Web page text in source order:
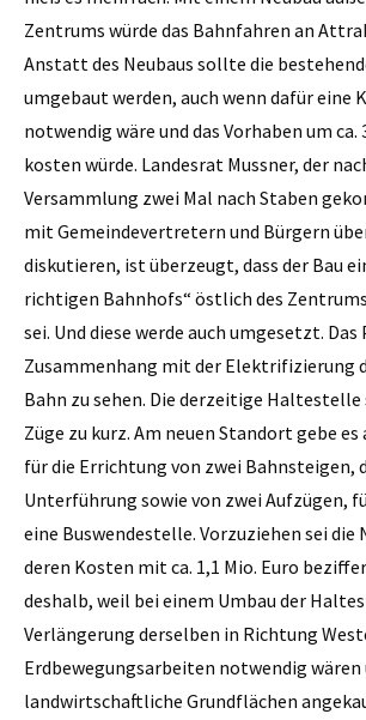
Zentrums würde das Bahnfahren an
Anstatt des Neubaus sollte die
umgebaut werden, auch wenn dafür eine
notwendig wäre und das Vorhaben um ca.
kosten würde. Landesrat Mussner, der
Versammlung zwei Mal nach Staben
mit Gemeindevertretern und Bürgern
diskutieren, ist überzeugt, dass der Bau
richtigen Bahnhofs“ östlich des
sei. Und diese werde auch umgesetzt.
Zusammenhang mit der Elektrifizierung
Bahn zu sehen. Die derzeitige Haltestelle
Züge zu kurz. Am neuen Standort gebe
für die Errichtung von zwei Bahnsteigen,
Unterführung sowie von zwei Aufzügen,
eine Buswendestelle. Vorzuziehen sei die
deren Kosten mit ca. 1,1 Mio. Euro
deshalb, weil bei einem Umbau der
Verlängerung derselben in Richtung
Erdbewegungsarbeiten notwendig wären
landwirtschaftliche Grundflächen